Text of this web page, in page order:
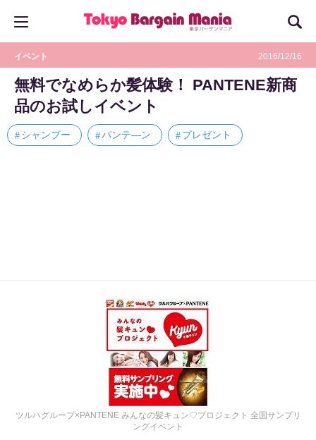
イベント 2016/12/16
無料でなめらか髪体験！ PANTENE新商
品のお試しイベント
シャンプー パンテ―ン プレゼント
ツルハグループ×PANTENE みんなの髪キュン♡プロジェクト 全国サンプリ
ングイベント